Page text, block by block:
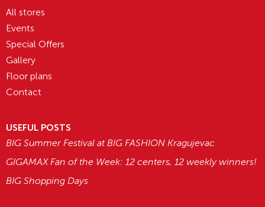
All stores
Events
Special Offers
Gallery
Floor plans
Contact
USEFUL POSTS
BIG Summer Festival at BIG FASHION Kragujevac
GIGAMAX Fan of the Week: 12 centers, 12 weekly winners!
BIG Shopping Days